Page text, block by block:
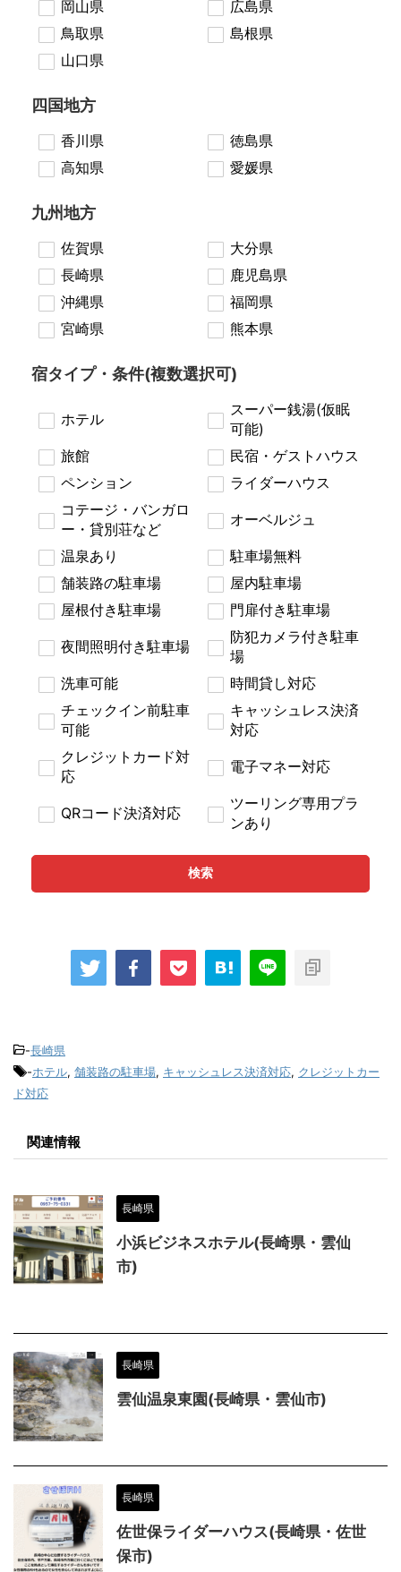
岡山県
広島県
鳥取県
島根県
山口県
四国地方
香川県
徳島県
高知県
愛媛県
九州地方
佐賀県
大分県
長崎県
鹿児島県
沖縄県
福岡県
宮崎県
熊本県
宿タイプ・条件(複数選択可)
ホテル
スーパー銭湯(仮眠
可能)
旅館
民宿・ゲストハウス
ペンション
ライダーハウス
コテージ・バンガロ
ー・貸別荘など
オーベルジュ
温泉あり
駐車場無料
舗装路の駐車場
屋内駐車場
屋根付き駐車場
門扉付き駐車場
夜間照明付き駐車場
防犯カメラ付き駐車
場
洗車可能
時間貸し対応
チェックイン前駐車
可能
キャッシュレス決済
対応
クレジットカード対
応
電子マネー対応
QRコード決済対応
ツーリング専用プラ
ンあり
検索
-長崎県
-ホテル, 舗装路の駐車場, キャッシュレス決済対応, クレジットカー
ド対応
関連情報
長崎県
小浜ビジネスホテル(長崎県・雲仙
市)
長崎県
雲仙温泉東園(長崎県・雲仙市)
長崎県
佐世保ライダーハウス(長崎県・佐世
保市)